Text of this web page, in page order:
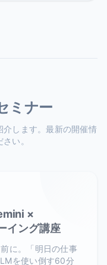
ミナー
介します。最新の開催情
い。
×
イング講座
に。「明日の仕事
を使い倒す60分